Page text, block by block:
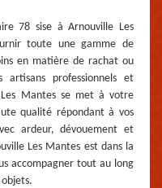
78 sise à Arnouville Les
toute une gamme de
en matière de rachat ou
professionnels et
Les Mantes se met à votre
qualité répondant à vos
ardeur, dévouement et
Les Mantes est dans la
accompagner tout au long